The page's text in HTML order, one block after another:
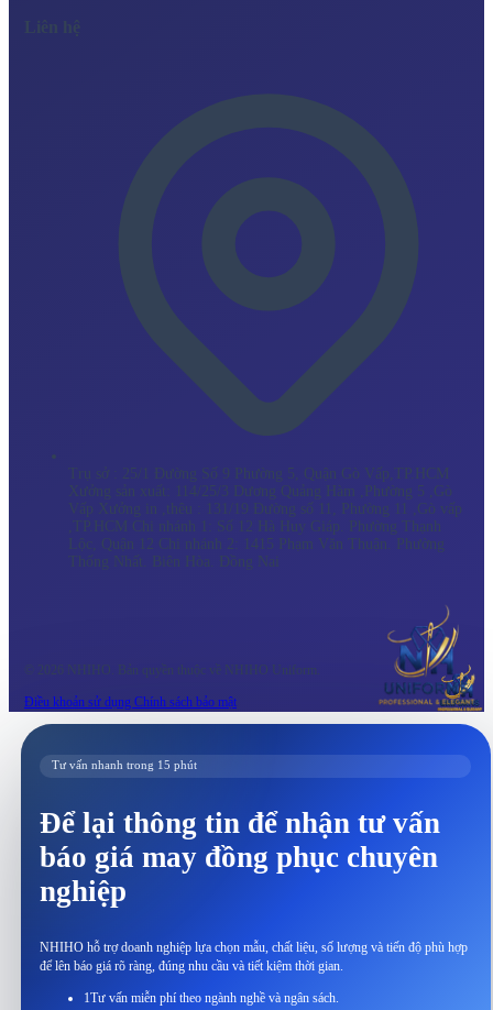
Trụ sở : 25/1 Đường Số 9 Phường 5, Quận Gò Vấp,TP.HCM
Xưởng sản xuất: 114/25/3 Dương Quảng Hàm ,Phường 5 ,Gò
Vấp Xưởng in ,thêu : 131/19 Đường số 11, Phường 11 ,Gò vấp
,TP.HCM Chi nhánh 1: Số 12 Hà Huy Giáp. Phường Thạnh
Lộc, Quận 12 Chi nhánh 2: 1415 Phạm Văn Thuận. Phường
Thống Nhất. Biên Hòa. Đồng Nai
© 2026 NHIHO. Bản quyền thuộc về NHIHO Uniform.
Điều khoản sử dụng Chính sách bảo mật
Tư vấn nhanh trong 15 phút
Để lại thông tin để nhận tư vấn
báo giá may đồng phục chuyên
nghiệp
NHIHO hỗ trợ doanh nghiệp lựa chọn mẫu, chất liệu, số lượng và tiến độ phù hợp
để lên báo giá rõ ràng, đúng nhu cầu và tiết kiệm thời gian.
1Tư vấn miễn phí theo ngành nghề và ngân sách.